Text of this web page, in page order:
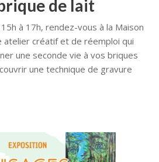
de lait
à 17h, rendez-vous à la Maison
atelier créatif et de réemploi qui
une seconde vie à vos briques
une technique de gravure